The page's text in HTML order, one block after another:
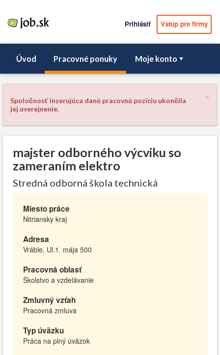
Prihlásiť Vstup pre firmy
Úvod Pracovné ponuky Moje konto
×
Spoločnosť inzerujúca danú pracovnú pozíciu ukončila
jej uverejnenie.
majster odborného výcviku so
zameraním elektro
Stredná odborná škola technická
Miesto práce
Nitriansky kraj
Adresa
Vráble, Ul.1. mája 500
Pracovná oblasť
Školstvo a vzdelávanie
Zmluvný vzťah
Pracovná zmluva
Typ úväzku
Práca na plný úväzok